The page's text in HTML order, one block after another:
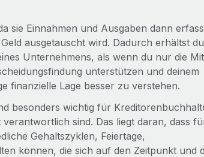
sie Einnahmen und Ausgaben dann
ausgetauscht wird. Dadurch erhältst
Unternehmens, als wenn du nur die
unterstützen und deinem
finanzielle Lage besser zu verstehen.
besonders wichtig für
sind. Das liegt daran, dass
Gehaltszyklen, Feiertage,
können, die sich auf den Zeitpunkt und